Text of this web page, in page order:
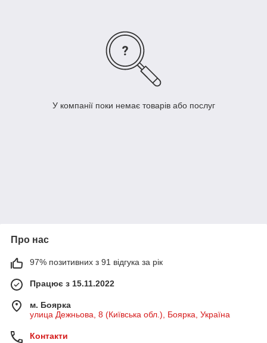
У компанії поки немає товарів або послуг
Про нас
97% позитивних з 91 відгука за рік
Працює з 15.11.2022
м. Боярка
улица Дежньова, 8 (Київська обл.), Боярка, Україна
Контакти